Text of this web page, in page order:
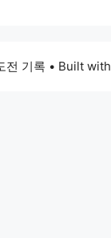
전 기록 • Built with